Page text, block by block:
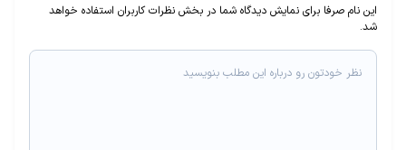
این نام صرفا برای نمایش دیدگاه شما در بخش نظرات کاربران استفاده خواهد
شد.